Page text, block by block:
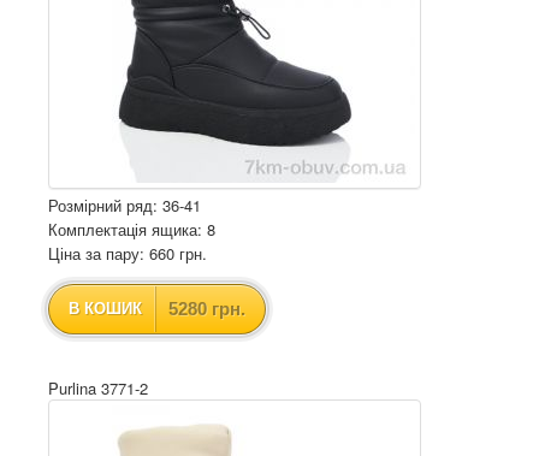
Розмірний ряд: 36-41
Комплектація ящика: 8
Ціна за пару: 660 грн.
В КОШИК 5280 грн.
Purlina 3771-2